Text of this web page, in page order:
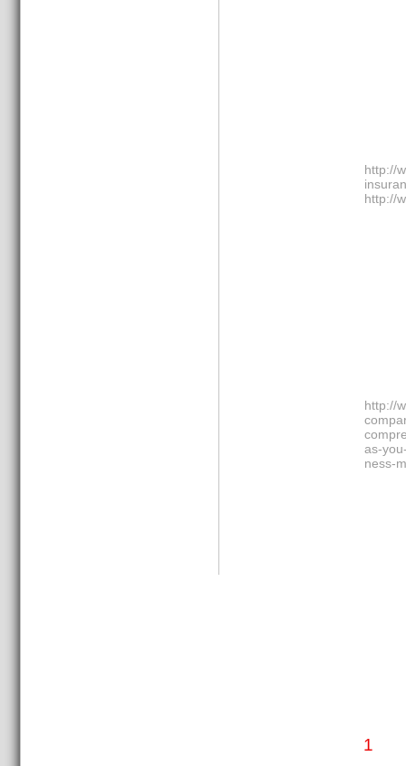
http://
http://
http://
as-
ness-
1